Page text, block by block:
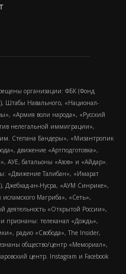
организации: ФБК (Фонд
Штабы Навального, «Национал-
«Армия воли народа», «Русский
нелегальной иммиграции»,
Степана Бандеры», «Мизантропик
движение «Артподготовка»,
АУЕ, батальоны «Азов» и «Айдар».
«Движение Талибан», «Имарат
Джебхад-ан-Нусра, «АУМ Синрике»,
исламского Магриба», «Сеть»,
деятельность «Открытой России»,
признаны: телеканал «Дождь»,
радио «Свобода», The Insider,
общество/центр «Мемориал»,
центр. Instagram и Facebook